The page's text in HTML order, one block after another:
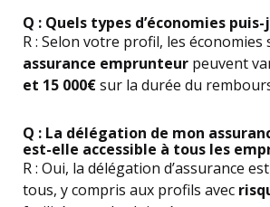
Q : Quels types d’économies
R : Selon votre profil, les économies
assurance emprunteur peuvent
et 15 000€sur la durée du
Q : La délégation de mon
est-elle accessible à tous les
R : Oui, la délégation d’assurance
tous, y compris aux profils avec